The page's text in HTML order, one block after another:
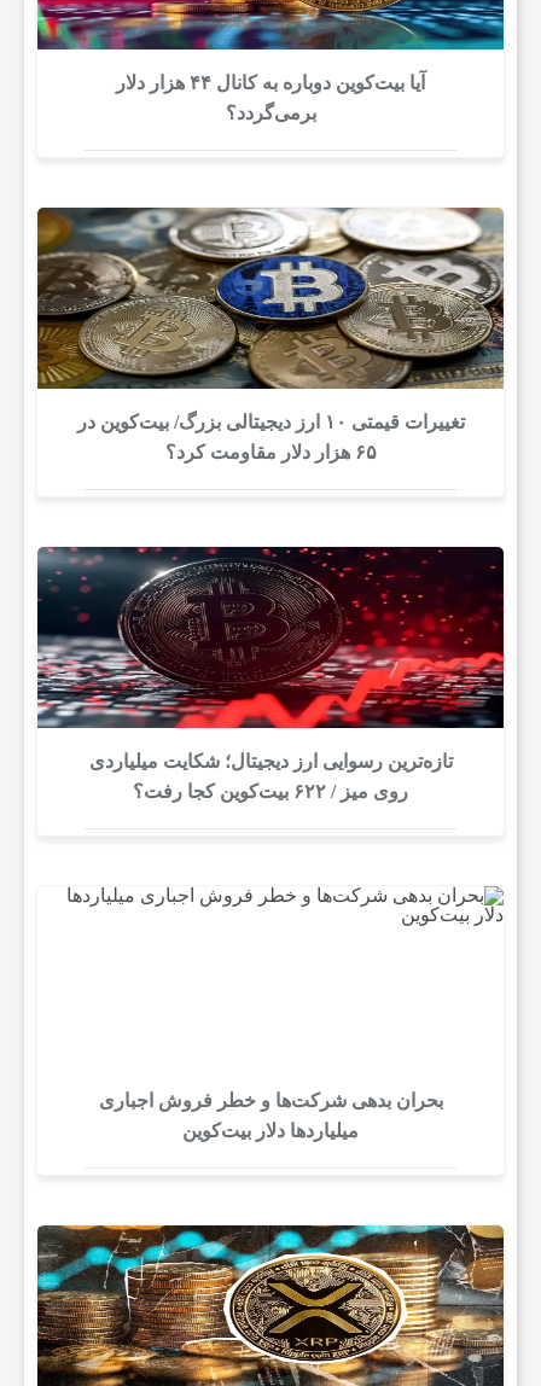
آیا بیت‌کوین دوباره به کانال ۴۴ هزار دلار
برمی‌گردد؟
تغییرات قیمتی ۱۰ ارز دیجیتالی بزرگ/ بیت‌کوین در
۶۵ هزار دلار مقاومت کرد؟
تازه‌ترین رسوایی ارز دیجیتال؛ شکایت میلیاردی
روی میز / ۶۲۲ بیت‌کوین کجا رفت؟
بحران بدهی شرکت‌ها و خطر فروش اجباری
میلیاردها دلار بیت‌کوین